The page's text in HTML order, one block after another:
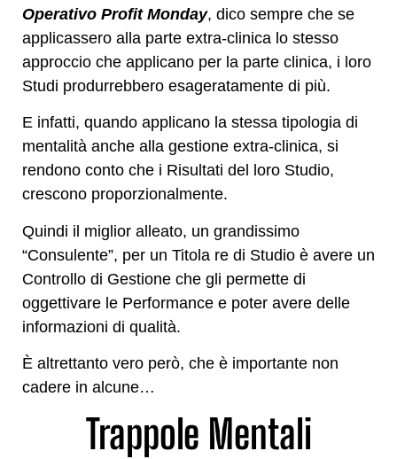
Operativo Profit Monday, dico sempre che se
applicassero alla parte extra-clinica lo stesso
approccio che applicano per la parte clinica, i loro
Studi produrrebbero esageratamente di più.
E infatti, quando applicano la stessa tipologia di
mentalità anche alla gestione extra-clinica, si
rendono conto che i Risultati del loro Studio,
crescono proporzionalmente.
Quindi il miglior alleato, un grandissimo
“Consulente”, per un Titola re di Studio è avere un
Controllo di Gestione che gli permette di
oggettivare le Performance e poter avere delle
informazioni di qualità.
È altrettanto vero però, che è importante non
cadere in alcune…
Trappole Mentali